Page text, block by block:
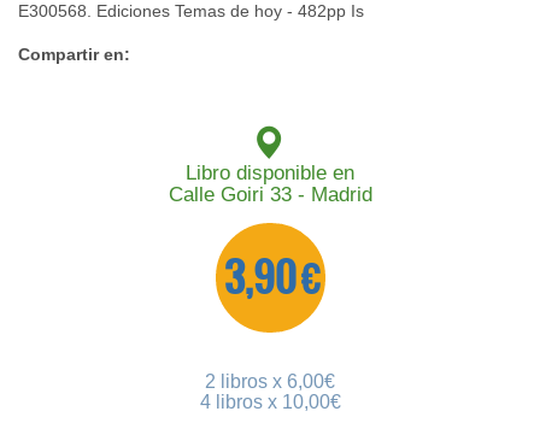
E300568. Ediciones Temas de hoy - 482pp Is
Compartir en:
Libro disponible en
Calle Goiri 33 - Madrid
3,90 €
2 libros x 6,00€
4 libros x 10,00€